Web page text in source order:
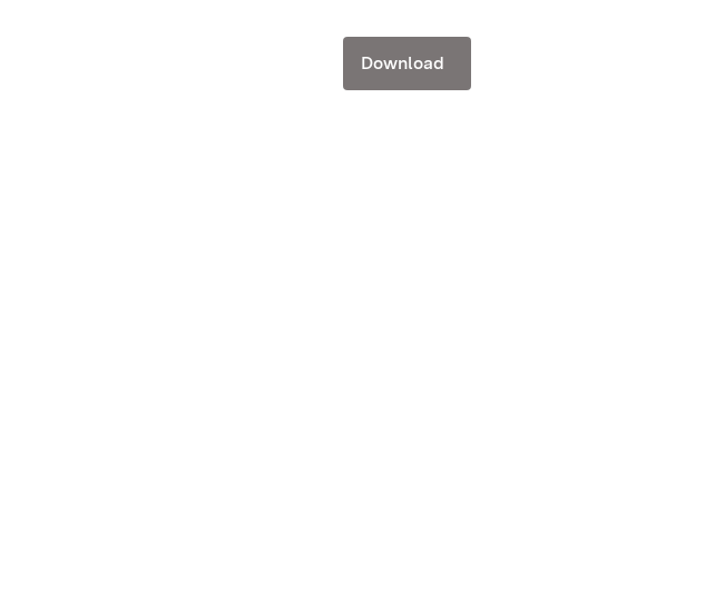
Download